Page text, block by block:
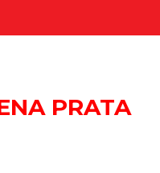
PRATA